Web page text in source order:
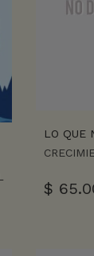
LO QUE
$